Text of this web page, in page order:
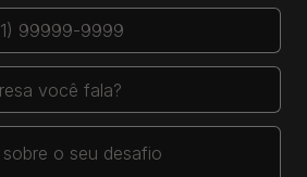
fala?